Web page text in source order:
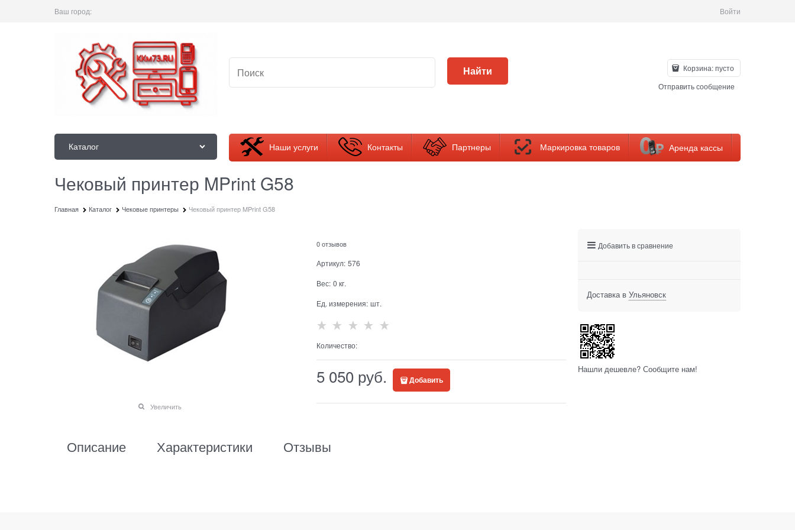
Ваш город: Войти
Найти Корзина:пусто
Отправить сообщение
Каталог Наши услуги Контакты Партнеры Маркировка товаров Аренда кассы
Чековый принтер MPrint G58
Главная Каталог Чековые принтеры Чековый принтер MPrint G58
Увеличить
0 отзывов
Артикул: 576
Вес: 0 кг.
Ед. измерения: шт.
Количество:
5 050 руб. Добавить
Описание Характеристики Отзывы
Добавить в сравнение
Доставка в Ульяновск
Нашли дешевле? Сообщите нам!